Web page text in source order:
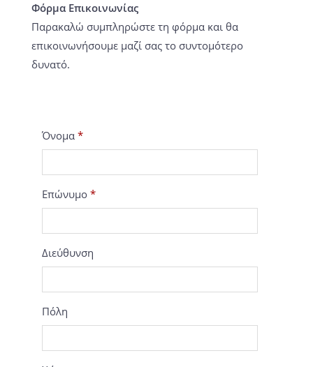
Φόρμα Επικοινωνίας
Παρακαλώ συμπληρώστε τη φόρμα και θα
επικοινωνήσουμε μαζί σας το συντομότερο
δυνατό.
Όνομα *
Επώνυμο *
Διεύθυνση
Πόλη